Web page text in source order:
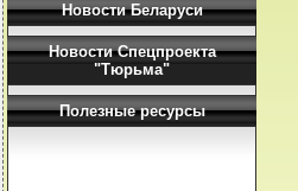
Новости Беларуси
Новости Спецпроекта
"Тюрьма"
Полезные ресурсы